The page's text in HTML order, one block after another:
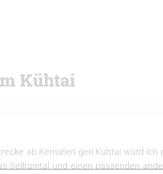
Kühtai
ab Kematen gen Kühtai würd ich
Sellraintal und einen passenden